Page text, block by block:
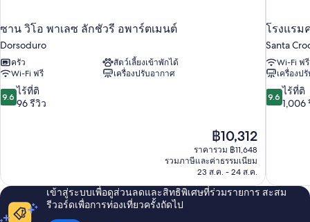
ซาน วิโอ พาเลซ ลักชัวรี อพาร์ตเมนต์
Dorsoduro
ครัว
สัตว์เลี้ยงเข้าพักได้
Wi-Fi ฟรี
เครื่องปรับอากาศ
9.6
จาก
รีวิว
9.6 ไร้ที่ติ
96 รีวิว
ราคา
ปัจจุบัน
คือ
฿10,312
฿10,312
ราคารวม ฿11,648
รวมภาษีและค่าธรรมเนียม
23 ส.ค. - 24 ส.ค.
โรงแรม
Santa
Wi-Fi ฟรี
เครื่องป
9.6
จาก
รีวิว
9.6 ไร้ที่ติ
1,006
เข้าสู่ระบบเพื่อดูส่วนลดและสิทธิพิเศษที่ร่วมรายการ สะสม
รีวอร์ดเพื่อการท่องเที่ยวครั้งถัดไป